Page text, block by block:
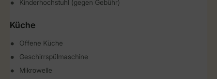
Kinderhochstuhl (gegen Gebühr)
Küche
Offene Küche
Geschirrspülmaschine
Mikrowelle